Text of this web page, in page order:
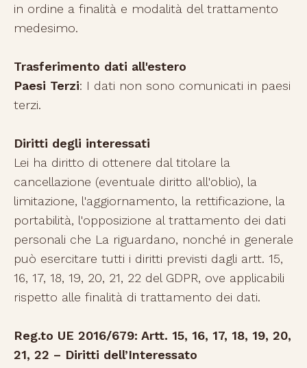
in ordine a finalità e modalità del trattamento
medesimo.
Trasferimento dati all'estero
Paesi Terzi: I dati non sono comunicati in paesi
terzi.
Diritti degli interessati
Lei ha diritto di ottenere dal titolare la
cancellazione (eventuale diritto all'oblio), la
limitazione, l'aggiornamento, la rettificazione, la
portabilità, l'opposizione al trattamento dei dati
personali che La riguardano, nonché in generale
può esercitare tutti i diritti previsti dagli artt. 15,
16, 17, 18, 19, 20, 21, 22 del GDPR, ove applicabili
rispetto alle finalità di trattamento dei dati.
Reg.to UE 2016/679: Artt. 15, 16, 17, 18, 19, 20,
21, 22 – Diritti dell’Interessato